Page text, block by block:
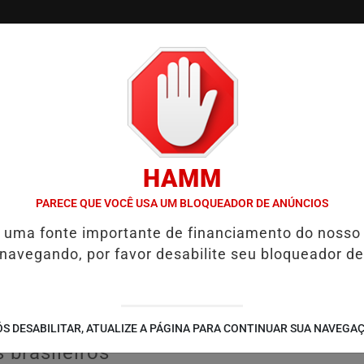
CONTATO / CUPONS DE
EM CASO DE IDOSA QUE MORREU APÓS USO DE
Argentina retiram 558
nova ofensiva regional
de 6,2 milhões de usuários e
brasileiros
HAMM
PARECE QUE VOCÊ USA UM BLOQUEADOR DE ANÚNCIOS
fonte importante de financiamento do nosso
por favor desabilite seu bloqueador
DESABILITAR, ATUALIZE A PÁGINA PARA CONTINUAR SUA